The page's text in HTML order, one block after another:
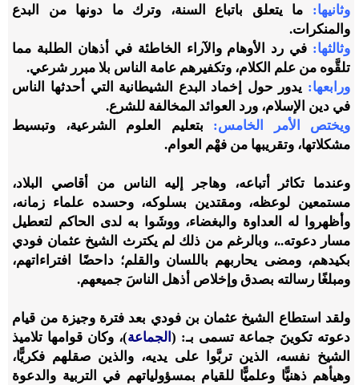
وثانيها: ما يتعلق باتباع السنة، وترك ما دونها من البدع
والمنكرات.
وثالثها: في رد الأوهام والآراء الخاطئة في أذهان الطلبة مما
تلقَّوه من علم الكلام، وتكفيرهم عامة الناس بلا مبرر شرعي.
ورابعها: يدور حول إخماد البدع الشيطانية التي أحدثها الناس
في دين الإسلام، ورد العوائد المخالفة للشرع.
ويختص الأمر الخامس: بتعليم العلوم الشرعية، وتبسيط
مشكلاتها، وتقريبها من فهْم العوام.
وعندما تكاثر أتباعه، وهاجر إليه الناس من أقاصي البلاد،
مستمعين لوعظه، ومقتدين بسلوكه، وحسده علماء زمانه،
وأظهروا له العداوة والبغضاء، ووشَوا به لدى الحاكم لتعطيل
مسار دعوته..، وبالرغم من ذلك لم يكترث الشيخ عثمان فودي
بكيدهم، ومضى يحاربهم باللسان والقلم؛ داحضًا افتراءاتهم،
ومبلغًا رسالته بصدق وإخلاص أذهل الناسَ جميعهم.
ولقد استطاع الشيخ عثمان بن فودي بعد فترة وجيزة من قيام
دعوته تكوينَ جماعة تسمى بـ: (الجماعة)، وكان قوامها تلاميذ
الشيخ نفسه، الذين تربَّوا على يديه، والذين صقلهم فكريًّا،
وهيأهم ذهنيًّا وعلميًّا للقيام بمسؤولياتهم في التربية والدعوة